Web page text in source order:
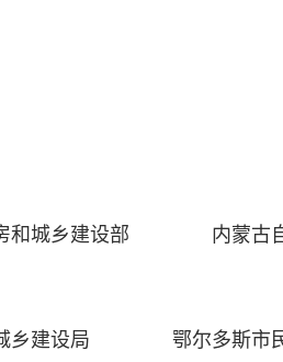
和城乡建设部 内蒙古
乡建设局 鄂尔多斯市